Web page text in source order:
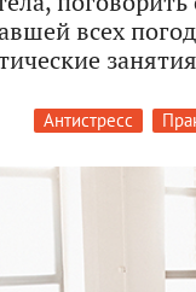
всех
Антистресс